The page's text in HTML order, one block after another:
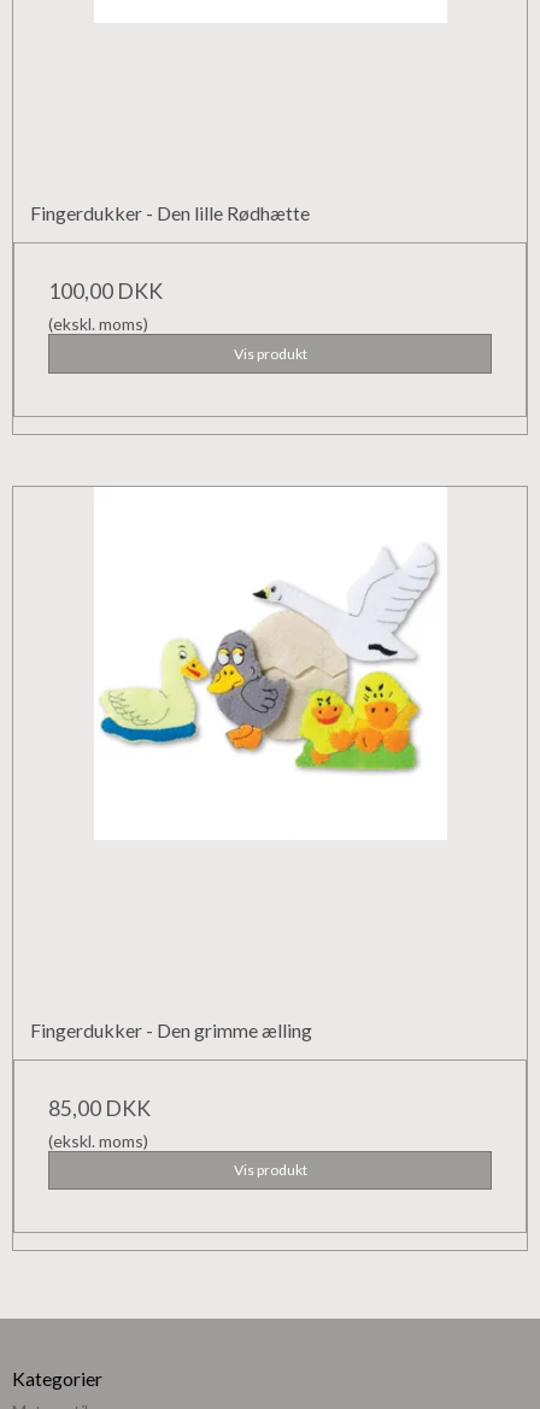
Fingerdukker - Den lille Rødhætte
100,00 DKK
(ekskl. moms)
Vis produkt
Fingerdukker - Den grimme ælling
85,00 DKK
(ekskl. moms)
Vis produkt
Kategorier